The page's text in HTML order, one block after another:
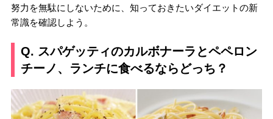
努力を無駄にしないために、知っておきたいダイエットの新
常識を確認しよう。
Q. スパゲッティのカルボナーラとペペロン
チーノ、ランチに食べるならどっち？